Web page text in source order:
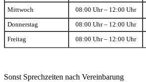
Mittwoch 08:00 Uhr – 12:00 Uhr
Donnerstag 08:00 Uhr – 12:00 Uhr
Freitag 08:00 Uhr – 12:00 Uhr
Sonst Sprechzeiten nach Vereinbarung